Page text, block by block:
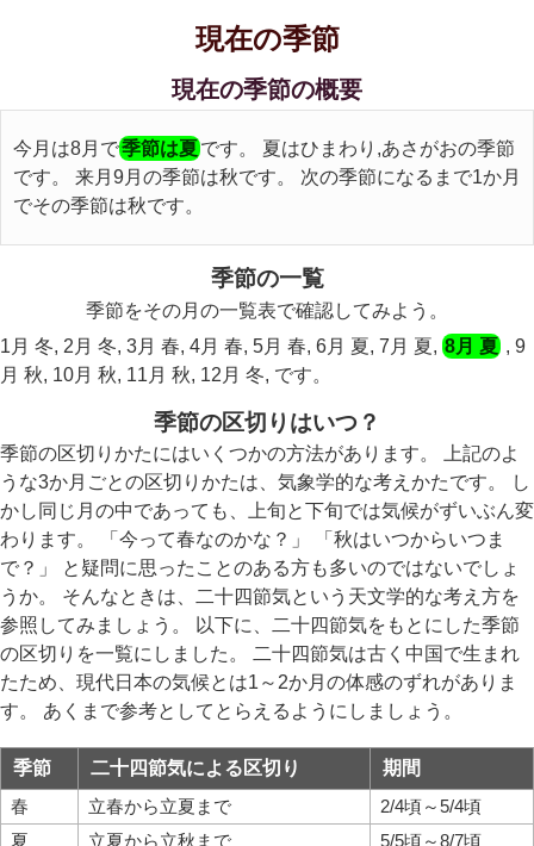
現在の季節
現在の季節の概要
今月は8月で季節は夏です。 夏はひまわり,あさがおの季節
です。 来月9月の季節は秋です。 次の季節になるまで1か月
でその季節は秋です。
季節の一覧
季節をその月の一覧表で確認してみよう。
1月 冬, 2月 冬, 3月 春, 4月 春, 5月 春, 6月 夏, 7月 夏, 8月 夏 , 9
月 秋, 10月 秋, 11月 秋, 12月 冬, です。
季節の区切りはいつ？
季節の区切りかたにはいくつかの方法があります。 上記のよ
うな3か月ごとの区切りかたは、気象学的な考えかたです。 し
かし同じ月の中であっても、上旬と下旬では気候がずいぶん変
わります。 「今って春なのかな？」 「秋はいつからいつま
で？」 と疑問に思ったことのある方も多いのではないでしょ
うか。 そんなときは、二十四節気という天文学的な考え方を
参照してみましょう。 以下に、二十四節気をもとにした季節
の区切りを一覧にしました。 二十四節気は古く中国で生まれ
たため、現代日本の気候とは1～2か月の体感のずれがありま
す。 あくまで参考としてとらえるようにしましょう。
季節 二十四節気による区切り
期間
春
立春から立夏まで
2/4頃～5/4頃
夏
立夏から立秋まで
5/5頃～8/7頃